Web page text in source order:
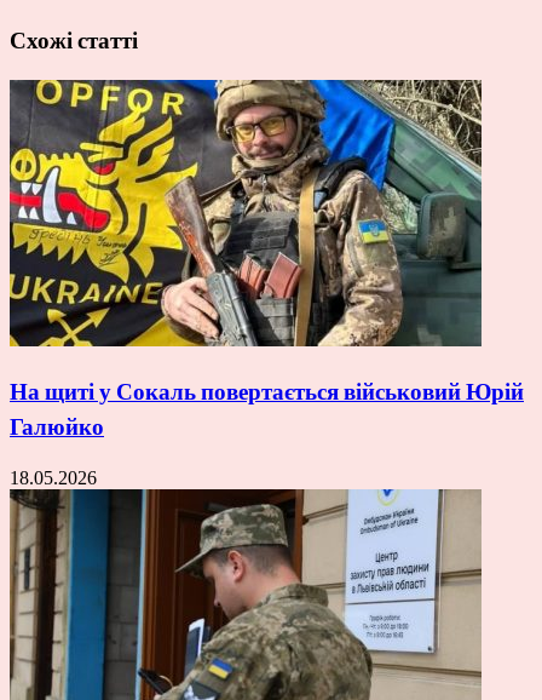
Схожі статті
На щиті у Сокаль повертається військовий Юрій
Галюйко
18.05.2026